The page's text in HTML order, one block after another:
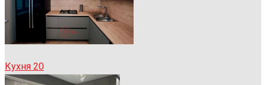
Кухня 20